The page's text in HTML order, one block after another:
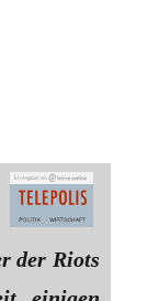
der Riots